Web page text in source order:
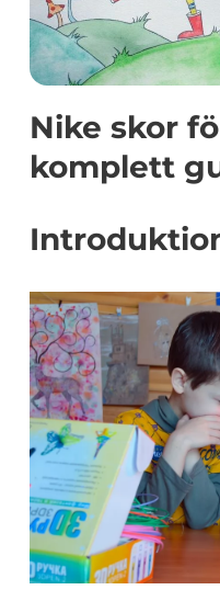
Nike skor
komplett